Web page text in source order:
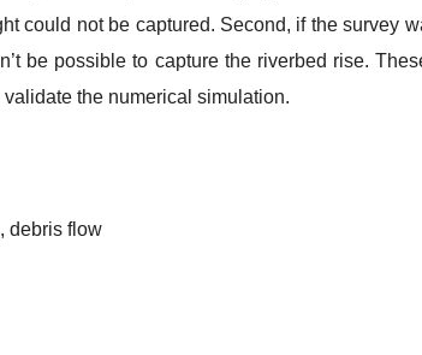
could not be captured. Second, if the survey
be possible to capture the riverbed rise.
the numerical simulation.
debris flow